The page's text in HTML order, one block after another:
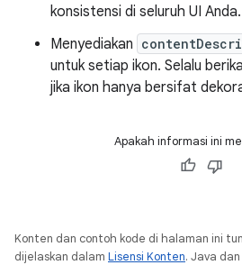
konsistensi di seluruh UI Anda.
Menyediakan
untuk setiap ikon. Selalu
jika ikon hanya bersifat
Apakah informasi ini
Konten dan contoh kode di halaman ini
dijelaskan dalam Lisensi Konten. Java